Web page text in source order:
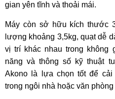
gian yên tĩnh và thoải mái.
Máy còn sở hữu kích thước
lượng khoảng 3,5kg, quạt dễ
vị trí khác nhau trong không
năng và thông số kỹ thuật
Akono là lựa chọn tốt để
trong ngôi nhà hoặc văn phòng